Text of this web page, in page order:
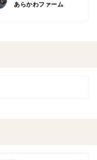
あらかわファーム